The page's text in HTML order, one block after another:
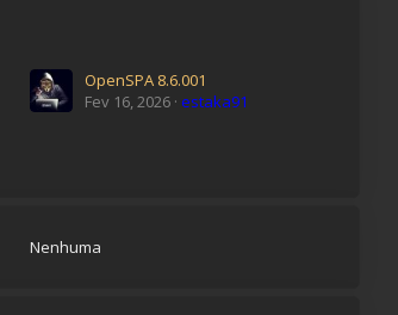
OpenSPA 8.6.001
Fev 16, 2026 estaka91
Nenhuma